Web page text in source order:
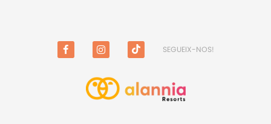
FACEBOOK INSTAGRAMTIKTOK SEGUEIX-NOS!